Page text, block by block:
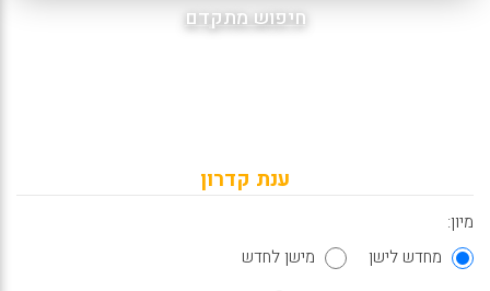
חיפוש מתקדם
ענת קדרון
מיון:
מחדש לישן
מישן לחדש